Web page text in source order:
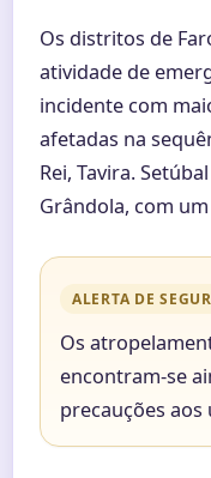
Os distritos de
atividade de
incidente com
afetadas na
Rei, Tavira.
Grândola, com
ALERTA DE
Os
encontram-se
precauções